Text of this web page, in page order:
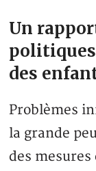
Un
des
Problèmes
la grande
des